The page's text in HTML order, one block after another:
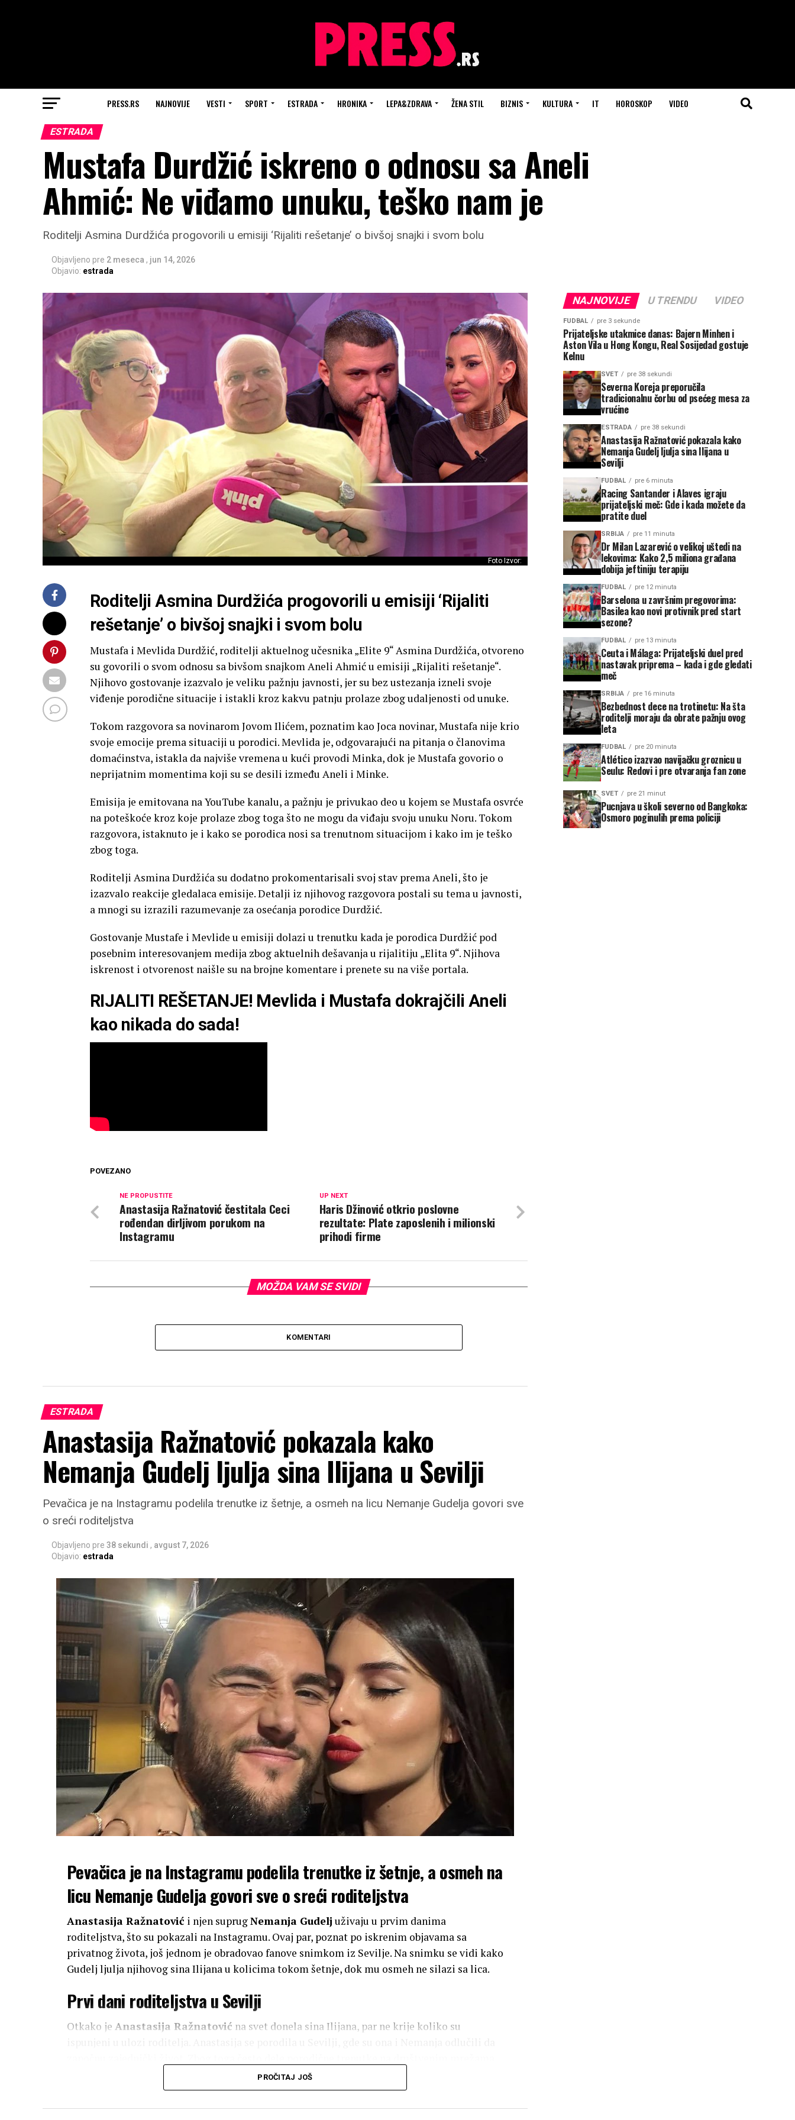
PRESS.RS NAJNOVIJE VESTI SPORT ESTRADA HRONIKA LEPA&ZDRAVA ŽENA STIL BIZNIS KULTURA IT HOROSKOP VIDEO
ESTRADA
Mustafa Durdžić iskreno o odnosu sa Aneli
Ahmić: Ne viđamo unuku, teško nam je
Roditelji Asmina Durdžića progovorili u emisiji ‘Rijaliti rešetanje’ o bivšoj snajki i svom bolu
Objavljeno pre 2 meseca , jun 14, 2026
Objavio: estrada
Foto Izvor:
Roditelji Asmina Durdžića progovorili u emisiji ‘Rijaliti
rešetanje’ o bivšoj snajki i svom bolu
Mustafa i Mevlida Durdžić, roditelji aktuelnog učesnika „Elite 9“ Asmina Durdžića, otvoreno
su govorili o svom odnosu sa bivšom snajkom Aneli Ahmić u emisiji „Rijaliti rešetanje“.
Njihovo gostovanje izazvalo je veliku pažnju javnosti, jer su bez ustezanja izneli svoje
viđenje porodične situacije i istakli kroz kakvu patnju prolaze zbog udaljenosti od unuke.
Tokom razgovora sa novinarom Jovom Ilićem, poznatim kao Joca novinar, Mustafa nije krio
svoje emocije prema situaciji u porodici. Mevlida je, odgovarajući na pitanja o članovima
domaćinstva, istakla da najviše vremena u kući provodi Minka, dok je Mustafa govorio o
neprijatnim momentima koji su se desili između Aneli i Minke.
Emisija je emitovana na YouTube kanalu, a pažnju je privukao deo u kojem se Mustafa osvrće
na poteškoće kroz koje prolaze zbog toga što ne mogu da viđaju svoju unuku Noru. Tokom
razgovora, istaknuto je i kako se porodica nosi sa trenutnom situacijom i kako im je teško
zbog toga.
Roditelji Asmina Durdžića su dodatno prokomentarisali svoj stav prema Aneli, što je
izazvalo reakcije gledalaca emisije. Detalji iz njihovog razgovora postali su tema u javnosti,
a mnogi su izrazili razumevanje za osećanja porodice Durdžić.
Gostovanje Mustafe i Mevlide u emisiji dolazi u trenutku kada je porodica Durdžić pod
posebnim interesovanjem medija zbog aktuelnih dešavanja u rijalitiju „Elita 9“. Njihova
iskrenost i otvorenost naišle su na brojne komentare i prenete su na više portala.
RIJALITI REŠETANJE! Mevlida i Mustafa dokrajčili Aneli
kao nikada do sada!
POVEZANO
UP NEXT
Haris Džinović otkrio poslovne
rezultate: Plate zaposlenih i milionski
prihodi firme
NE PROPUSTITE
Anastasija Ražnatović čestitala Ceci
rođendan dirljivom porukom na
Instagramu
MOŽDA VAM SE SVIDI
KOMENTARI
ESTRADA
Anastasija Ražnatović pokazala kako
Nemanja Gudelj ljulja sina Ilijana u Sevilji
Pevačica je na Instagramu podelila trenutke iz šetnje, a osmeh na licu Nemanje Gudelja govori sve
o sreći roditeljstva
Objavljeno pre 38 sekundi , avgust 7, 2026
Objavio: estrada
Pevačica je na Instagramu podelila trenutke iz šetnje, a osmeh na
licu Nemanje Gudelja govori sve o sreći roditeljstva
Anastasija Ražnatović i njen suprugNemanja Gudelj uživaju u prvim danima
roditeljstva, što su pokazali na Instagramu. Ovaj par, poznat po iskrenim objavama sa
privatnog života, još jednom je obradovao fanove snimkom iz Sevilje. Na snimku se vidi kako
Gudelj ljulja njihovog sina Ilijana u kolicima tokom šetnje, dok mu osmeh ne silazi sa lica.
Prvi dani roditeljstva u Sevilji
Otkako je Anastasija Ražnatović na svet donela sina Ilijana, par ne krije koliko su
a ovaj poslednji snimak izazvao je brojne pozitivne reakcije.
Reakcije i podrška fanova na Instagramu
PROČITAJ JOŠ
NAJNOVIJE U TRENDU VIDEO
FUDBAL pre 3 sekunde
Prijateljske utakmice danas: Bajern Minhen i
Aston Vila u Hong Kongu, Real Sosijedad gostuje
Kelnu
SVET pre 38 sekundi
Severna Koreja preporučila
tradicionalnu čorbu od psećeg mesa za
vrućine
ESTRADA pre 38 sekundi
Anastasija Ražnatović pokazala kako
Nemanja Gudelj ljulja sina Ilijana u
Sevilji
FUDBAL pre 6 minuta
Racing Santander i Alaves igraju
prijateljski meč: Gde i kada možete da
pratite duel
SRBIJA pre 11 minuta
Dr Milan Lazarević o velikoj uštedi na
lekovima: Kako 2,5 miliona građana
dobija jeftiniju terapiju
FUDBAL pre 12 minuta
Barselona u završnim pregovorima:
Basilea kao novi protivnik pred start
sezone?
FUDBAL pre 13 minuta
Ceuta i Málaga: Prijateljski duel pred
nastavak priprema – kada i gde gledati
meč
SRBIJA pre 16 minuta
Bezbednost dece na trotinetu: Na šta
roditelji moraju da obrate pažnju ovog
leta
FUDBAL pre 20 minuta
Atlético izazvao navijačku groznicu u
Seulu: Redovi i pre otvaranja fan zone
SVET pre 21 minut
Pucnjava u školi severno od Bangkoka:
Osmoro poginulih prema policiji